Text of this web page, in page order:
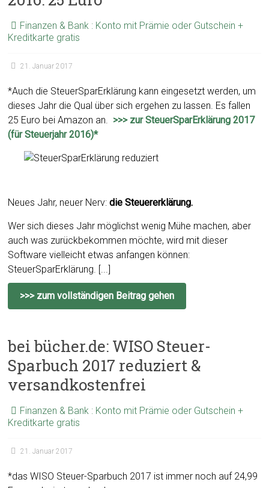
Finanzen & Bank : Konto mit Prämie oder Gutschein +
Kreditkarte gratis
21. Januar 2017
*Auch die SteuerSparErklärung kann eingesetzt werden, um
dieses Jahr die Qual über sich ergehen zu lassen. Es fallen
25 Euro bei Amazon an. >>> zur SteuerSparErklärung 2017
(für Steuerjahr 2016)*
Neues Jahr, neuer Nerv:die Steuererklärung.
Wer sich dieses Jahr möglichst wenig Mühe machen, aber
auch was zurückbekommen möchte, wird mit dieser
Software vielleicht etwas anfangen können:
SteuerSparErklärung. [...]
>>> zum vollständigen Beitrag gehen
bei bücher.de: WISO Steuer-
Sparbuch 2017 reduziert &
versandkostenfrei
Finanzen & Bank : Konto mit Prämie oder Gutschein +
Kreditkarte gratis
21. Januar 2017
*das WISO Steuer-Sparbuch 2017 ist immer noch auf 24,99